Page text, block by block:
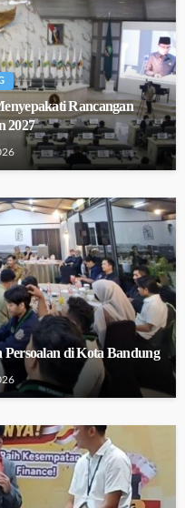
Rancangan
2027
di Kota Bandung